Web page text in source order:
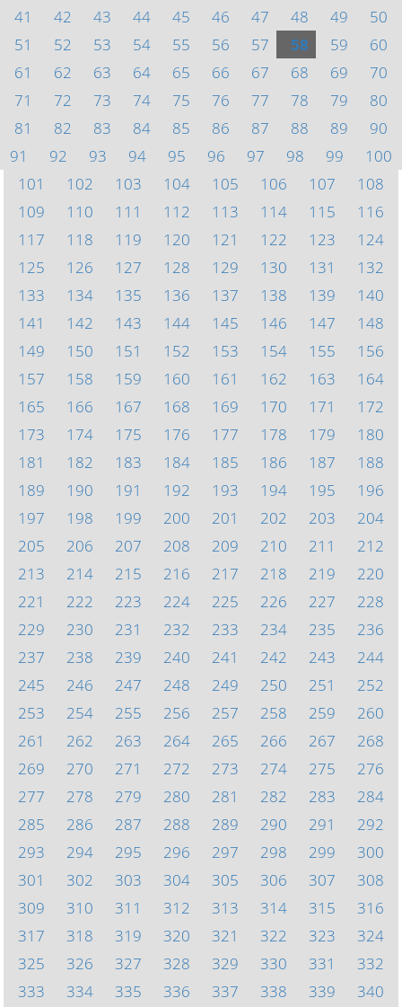
41
42 43 44 45 46 47 48 49
50
51
52 53 54 55 56 57 58 59
60
61
62 63 64 65 66 67 68 69
70
71
72 73 74 75 76 77 78 79
80
81
82 83 84 85 86 87 88 89
90
91
92 93 94 95 96 97 98 99
100
101
102 103 104 105 106 107
108
109
110 111 112 113 114 115
116
117
118 119 120 121 122 123
124
125
126 127 128 129 130 131
132
133
134 135 136 137 138 139
140
141
142 143 144 145 146 147
148
149
150 151 152 153 154 155
156
157
158 159 160 161 162 163
164
165
166 167 168 169 170 171
172
173
174 175 176 177 178 179
180
181
182 183 184 185 186 187
188
189
190 191 192 193 194 195
196
197
198 199 200 201 202 203
204
205
206 207 208 209 210 211
212
213
214 215 216 217 218 219
220
221
222 223 224 225 226 227
228
229
230 231 232 233 234 235
236
237
238 239 240 241 242 243
244
245
246 247 248 249 250 251
252
253
254 255 256 257 258 259
260
261
262 263 264 265 266 267
268
269
270 271 272 273 274 275
276
277
278 279 280 281 282 283
284
285
286 287 288 289 290 291
292
293
294 295 296 297 298 299
300
301
302 303 304 305 306 307
308
309
310 311 312 313 314 315
316
317
318 319 320 321 322 323
324
325
326 327 328 329 330 331
332
333
334 335 336 337 338 339 340